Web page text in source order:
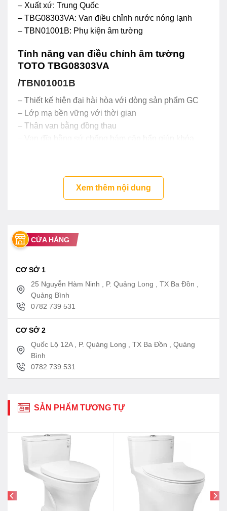
– Xuất xứ: Trung Quốc
– TBG08303VA: Van điều chỉnh nước nóng lạnh
– TBN01001B: Phụ kiện âm tường
Tính năng van điều chỉnh âm tường
TOTO TBG08303VA
/TBN01001B
– Thiết kế hiện đại hài hòa với dòng sản phẩm GC
– Lớp mạ bền vững với thời gian
– Thân van bằng đồng thau
Xem thêm nội dung
CỬA HÀNG
CƠ SỞ 1
25 Nguyễn Hàm Ninh , P. Quảng Long , TX Ba Đồn ,
Quảng Bình
0782 739 531
CƠ SỞ 2
Quốc Lộ 12A , P. Quảng Long , TX Ba Đồn , Quảng
Bình
0782 739 531
SẢN PHẨM TƯƠNG TỰ